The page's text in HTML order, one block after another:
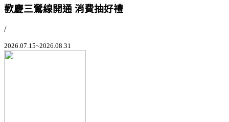
歡慶三鶯線開通 消費抽好禮
/
2026.07.15~2026.08.31